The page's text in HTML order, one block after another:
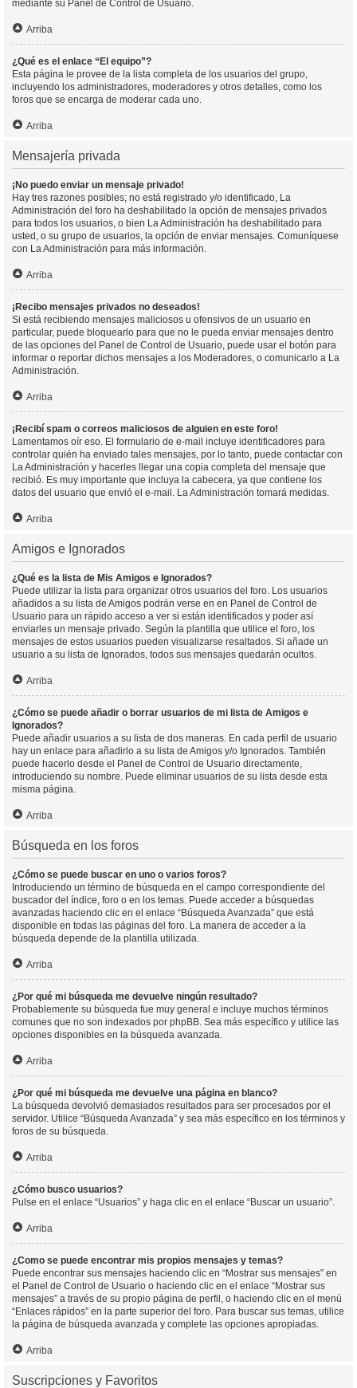
mediante su Panel de Control de Usuario.
Arriba
¿Qué es el enlace “El equipo”?
Esta página le provee de la lista completa de los usuarios del grupo,
incluyendo los administradores, moderadores y otros detalles, como los
foros que se encarga de moderar cada uno.
Arriba
Mensajería privada
¡No puedo enviar un mensaje privado!
Hay tres razones posibles; no está registrado y/o identificado, La
Administración del foro ha deshabilitado la opción de mensajes privados
para todos los usuarios, o bien La Administración ha deshabilitado para
usted, o su grupo de usuarios, la opción de enviar mensajes. Comuníquese
con La Administración para más información.
Arriba
¡Recibo mensajes privados no deseados!
Si está recibiendo mensajes maliciosos u ofensivos de un usuario en
particular, puede bloquearlo para que no le pueda enviar mensajes dentro
de las opciones del Panel de Control de Usuario, puede usar el botón para
informar o reportar dichos mensajes a los Moderadores, o comunicarlo a La
Administración.
Arriba
¡Recibí spam o correos maliciosos de alguien en este foro!
Lamentamos oír eso. El formulario de e-mail incluye identificadores para
controlar quién ha enviado tales mensajes, por lo tanto, puede contactar con
La Administración y hacerles llegar una copia completa del mensaje que
recibió. Es muy importante que incluya la cabecera, ya que contiene los
datos del usuario que envió el e-mail. La Administración tomará medidas.
Arriba
Amigos e Ignorados
¿Qué es la lista de Mis Amigos e Ignorados?
Puede utilizar la lista para organizar otros usuarios del foro. Los usuarios
añadidos a su lista de Amigos podrán verse en en Panel de Control de
Usuario para un rápido acceso a ver si están identificados y poder así
enviarles un mensaje privado. Según la plantilla que utilice el foro, los
mensajes de estos usuarios pueden visualizarse resaltados. Si añade un
usuario a su lista de Ignorados, todos sus mensajes quedarán ocultos.
Arriba
¿Cómo se puede añadir o borrar usuarios de mi lista de Amigos e
Ignorados?
Puede añadir usuarios a su lista de dos maneras. En cada perfil de usuario
hay un enlace para añadirlo a su lista de Amigos y/o Ignorados. También
puede hacerlo desde el Panel de Control de Usuario directamente,
introduciendo su nombre. Puede eliminar usuarios de su lista desde esta
misma página.
Arriba
Búsqueda en los foros
¿Cómo se puede buscar en uno o varios foros?
Introduciendo un término de búsqueda en el campo correspondiente del
buscador del índice, foro o en los temas. Puede acceder a búsquedas
avanzadas haciendo clic en el enlace “Búsqueda Avanzada” que está
disponible en todas las páginas del foro. La manera de acceder a la
búsqueda depende de la plantilla utilizada.
Arriba
¿Por qué mi búsqueda me devuelve ningún resultado?
Probablemente su búsqueda fue muy general e incluye muchos términos
comunes que no son indexados por phpBB. Sea más específico y utilice las
opciones disponibles en la búsqueda avanzada.
Arriba
¿Por qué mi búsqueda me devuelve una página en blanco?
La búsqueda devolvió demasiados resultados para ser procesados por el
servidor. Utilice “Búsqueda Avanzada” y sea más específico en los términos y
foros de su búsqueda.
Arriba
¿Cómo busco usuarios?
Pulse en el enlace “Usuarios” y haga clic en el enlace “Buscar un usuario”.
Arriba
¿Como se puede encontrar mis propios mensajes y temas?
Puede encontrar sus mensajes haciendo clic en “Mostrar sus mensajes” en
el Panel de Control de Usuario o haciendo clic en el enlace “Mostrar sus
mensajes” a través de su propio página de perfil, o haciendo clic en el menú
“Enlaces rápidos” en la parte superior del foro. Para buscar sus temas, utilice
la página de búsqueda avanzada y complete las opciones apropiadas.
Arriba
Suscripciones y Favoritos